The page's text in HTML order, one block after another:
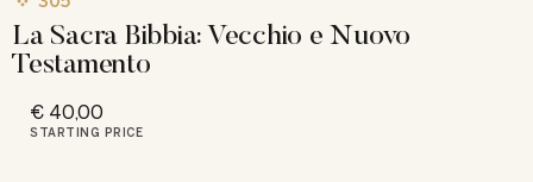
La Sacra Bibbia: Vecchio e Nuovo
Testamento
€ 40,00
STARTING PRICE